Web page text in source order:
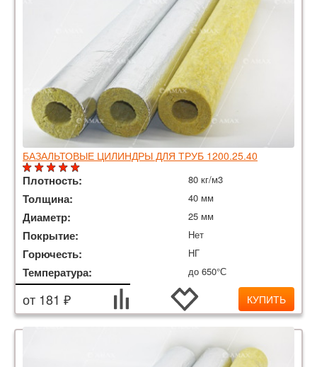
БАЗАЛЬТОВЫЕ ЦИЛИНДРЫ ДЛЯ ТРУБ 1200.25.40
Плотность: 80 кг/м3
Толщина: 40 мм
Диаметр: 25 мм
Покрытие: Нет
Горючесть: НГ
Температура: до 650°С
от 181 ₽ КУПИТЬ